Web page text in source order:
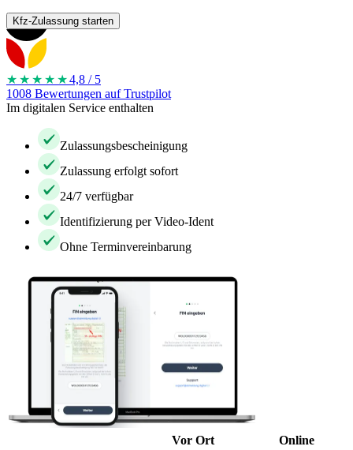
Kfz-Zulassung starten
★★★★ ★4,8 / 5
1008 Bewertungen auf Trustpilot
Im digitalen Service enthalten
Zulassungsbescheinigung
Zulassung erfolgt sofort
24/7 verfügbar
Identifizierung per Video-Ident
Ohne Terminvereinbarung
Vor Ort
Online